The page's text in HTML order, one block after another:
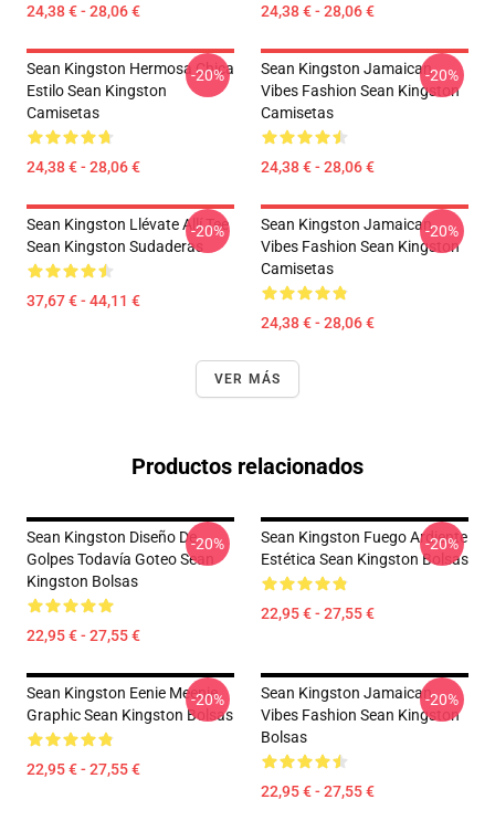
24,38 € - 28,06 € 24,38 € - 28,06 €
Sean Kingston Hermosa Chica
Estilo Sean Kingston
Camisetas
24,38 € - 28,06 €
-20%
Sean Kingston Jamaican
Vibes Fashion Sean Kingston
Camisetas
24,38 € - 28,06 €
-20%
Sean Kingston Llévate Allí Tee
Sean Kingston Sudaderas
37,67 € - 44,11 €
-20%
Sean Kingston Jamaican
Vibes Fashion Sean Kingston
Camisetas
24,38 € - 28,06 €
-20%
VER MÁS
Productos relacionados
Sean Kingston Diseño De
Golpes Todavía Goteo Sean
Kingston Bolsas
22,95 € - 27,55 €
-20%
Sean Kingston Fuego Ardiente
Estética Sean Kingston Bolsas
22,95 € - 27,55 €
-20%
Sean Kingston Eenie Meenie
Graphic Sean Kingston Bolsas
22,95 € - 27,55 €
-20%
Sean Kingston Jamaican
Vibes Fashion Sean Kingston
Bolsas
22,95 € - 27,55 €
-20%